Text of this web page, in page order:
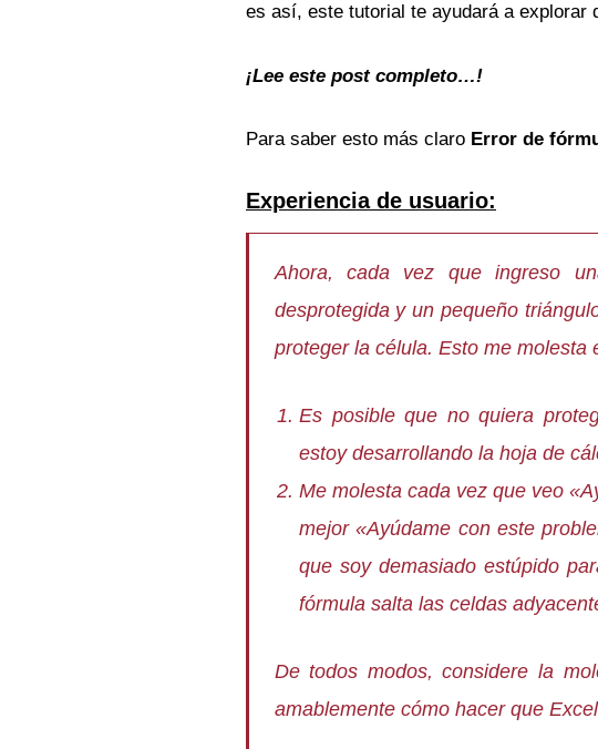
es así, este tutorial te ayudará a explorar
¡Lee este post completo…!
Para saber esto más claro Error de
Experiencia de usuario:
Ahora, cada vez que ingreso
desprotegida y un pequeño
proteger la célula. Esto me molesta
Es posible que no quiera
estoy desarrollando la hoja de
Me molesta cada vez que veo
mejor «Ayúdame con este
que soy demasiado estúpido
fórmula salta las celdas
De todos modos, considere la
amablemente cómo hacer que